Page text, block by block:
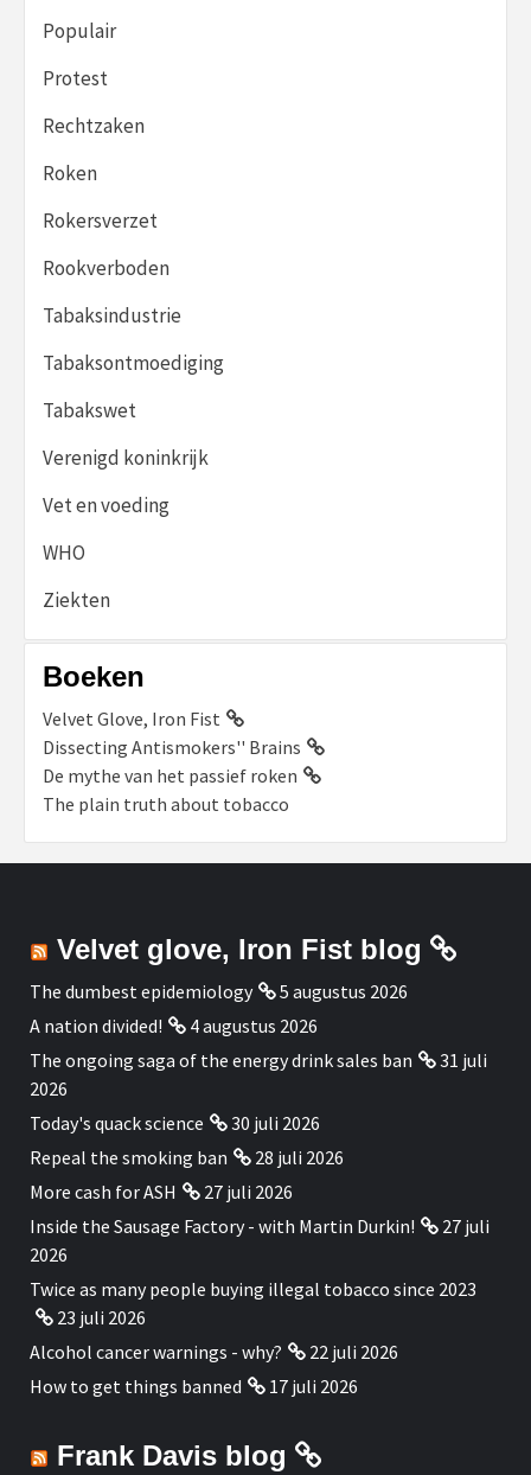
Populair
Protest
Rechtzaken
Roken
Rokersverzet
Rookverboden
Tabaksindustrie
Tabaksontmoediging
Tabakswet
Verenigd koninkrijk
Vet en voeding
WHO
Ziekten
Boeken
Velvet Glove, Iron Fist
Dissecting Antismokers'' Brains
De mythe van het passief roken
The plain truth about tobacco
Velvet glove, Iron Fist blog
The dumbest epidemiology
5 augustus 2026
A nation divided!
4 augustus 2026
The ongoing saga of the energy drink sales ban
31 juli
2026
Today's quack science
30 juli 2026
Repeal the smoking ban
28 juli 2026
More cash for ASH
27 juli 2026
Inside the Sausage Factory - with Martin Durkin!
27 juli
2026
Twice as many people buying illegal tobacco since 2023
23 juli 2026
Alcohol cancer warnings - why?
22 juli 2026
How to get things banned
17 juli 2026
Frank Davis blog